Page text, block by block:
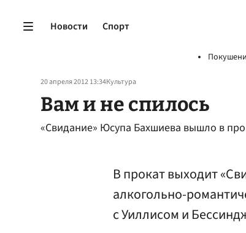
Новости Спорт
20 апреля 2012 13:34Культура
Вам и не спилось
«Свидание» Юсупа Бахшиева вышло в
В прокат выходит
алкогольно-
с Уиллисом и